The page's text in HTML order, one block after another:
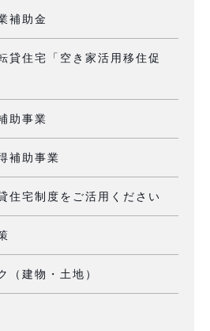
補助金
貸住宅「空き家活用移住促
助事業
補助事業
住宅制度をご活用ください
（建物・土地）